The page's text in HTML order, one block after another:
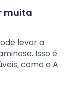
muita
levar a
Isso é
como a A